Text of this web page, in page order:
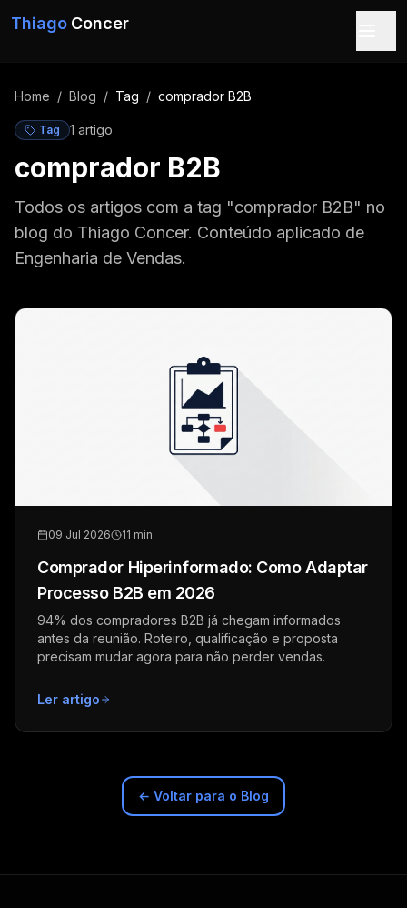
Thiago Concer
Home / Blog / Tag / comprador B2B
Tag 1 artigo
comprador B2B
Todos os artigos com a tag "comprador B2B" no
blog do Thiago Concer. Conteúdo aplicado de
Engenharia de Vendas.
09 Jul 2026 11 min
Comprador Hiperinformado: Como Adaptar
Processo B2B em 2026
94% dos compradores B2B já chegam informados
antes da reunião. Roteiro, qualificação e proposta
precisam mudar agora para não perder vendas.
Ler artigo
← Voltar para o Blog